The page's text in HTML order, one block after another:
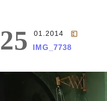
25 01.2014
IMG_7738